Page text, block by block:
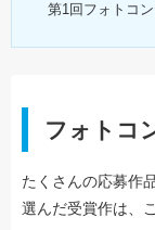
第1回フォトコ
フォトコ
たくさんの応募作
選んだ受賞作は、